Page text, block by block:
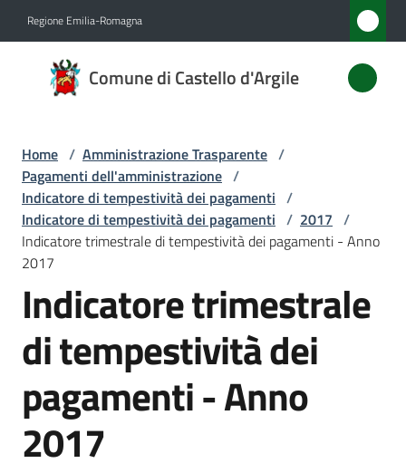
Regione Emilia-Romagna
Comune di Castello d'Argile
Comune
di
d'Argile
Amministrazione
Menu selezionato
Novità
Servizi
Vivere
Castello
d'Argile
Home / Amministrazione Trasparente /
Pagamenti dell'amministrazione /
Indicatore di tempestività dei pagamenti /
Indicatore di tempestività dei pagamenti / 2017 /
Indicatore trimestrale di tempestività dei pagamenti - Anno
2017
Indicatore trimestrale
di tempestività dei
pagamenti - Anno
2017